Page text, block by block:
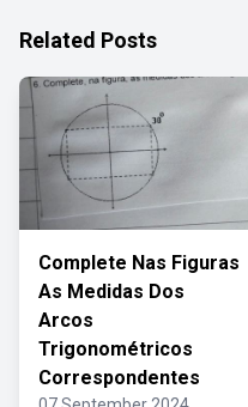
Related Posts
Complete Nas Figuras
As Medidas Dos
Arcos
Trigonométricos
Correspondentes